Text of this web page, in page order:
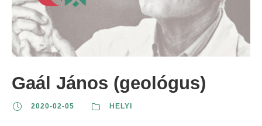
Gaál János (geológus)
2020-02-05 HELYI